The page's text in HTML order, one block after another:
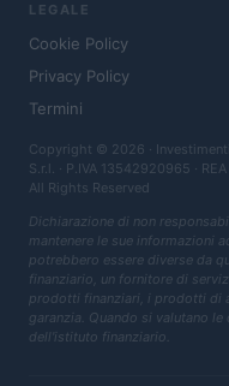
LEGALE
Cookie Policy
Privacy Policy
Termini
Copyright © 2026 ·
S.r.l. · P.IVA 13542920965 ·
All Rights Reserved
Dichiarazione di non
mantenere le sue informazioni
potrebbero essere diverse da
finanziario, un fornitore di
prodotti finanziari, i prodotti di
garanzia. Quando si valutano
dell'istituto finanziario.